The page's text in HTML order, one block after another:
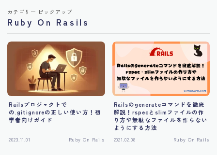
カテゴリー ピックアップ
Ruby On Rasils
Railsプロジェクトで
の.gitignoreの正しい使い方！初
学者向けガイド
2023.11.01 Ruby On Rails
Railsのgenerateコマンドを徹底
解説！rspecとslimファイルの作
り方や無駄なファイルを作らない
ようにする方法
2021.02.08 Ruby On Rails